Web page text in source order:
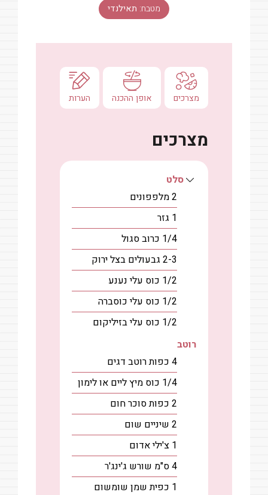
מטבח: תאילנדי
מצרכים אופן ההכנה הערות
מצרכים
סלט
2מלפפונים
1 גזר
1/4 כרוב סגול
2-3 גבעולים בצל ירוק
1/2 כוס עלי נענע
1/2 כוס עלי כוסברה
1/2 כוס עלי בזיליקום
רוטב
4 כפותרוטב דגים
1/4 כוס מיץ ליים או לימון
2 כפותסוכר חום
2 שיניים שום
1 צ'ילי אדום
4ס"מ שורש ג'ינג'ר
1 כפית שמן שומשום